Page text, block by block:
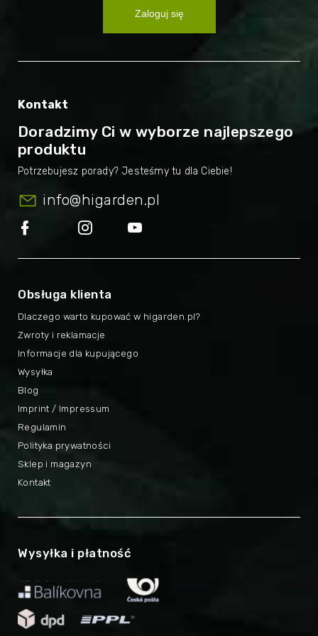
Zaloguj się
Kontakt
Doradzimy Ci w wyborze najlepszego
produktu
info@higarden.pl
Obsługa klienta
Dlaczego warto kupować w higarden.pl?
Imprint / Impressum
Zwroty i reklamacje
Regulamin
Informacje dla kupującego
Polityka prywatności
Wysyłka
Sklep i magazyn
Blog
Kontakt
Wysyłka i płatność